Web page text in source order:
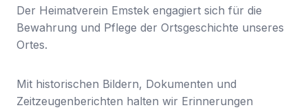
Der Heimatverein Emstek engagiert sich für die
Bewahrung und Pflege der Ortsgeschichte unseres
Ortes.
Mit historischen Bildern, Dokumenten und
Zeitzeugenberichten halten wir Erinnerungen